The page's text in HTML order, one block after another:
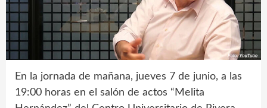
En la jornada de mañana, jueves 7 de junio, a las
19:00 horas en el salón de actos “Melita